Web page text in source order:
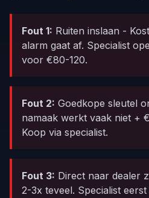
Fout 1: Ruiten inslaan -
alarm gaat af. Specialist
voor €80-120.
Fout 2: Goedkope sleutel
namaak werkt vaak niet +
Koop via specialist.
Fout 3: Direct naar dealer
2-3x teveel. Specialist